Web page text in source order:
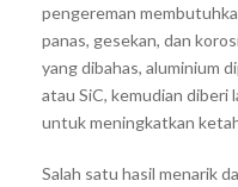
pengereman
panas, gesekan, dan
yang dibahas, aluminium
atau SiC, kemudian diberi
untuk meningkatkan
Salah satu hasil menarik